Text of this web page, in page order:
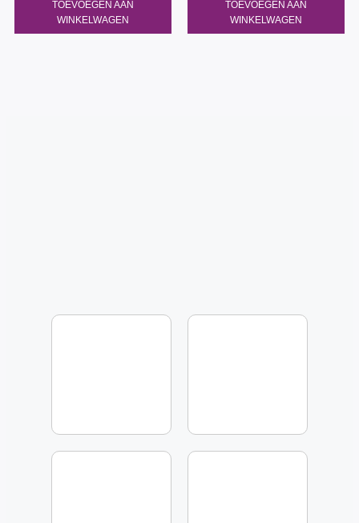
TOEVOEGEN AAN
WINKELWAGEN
TOEVOEGEN AAN
WINKELWAGEN